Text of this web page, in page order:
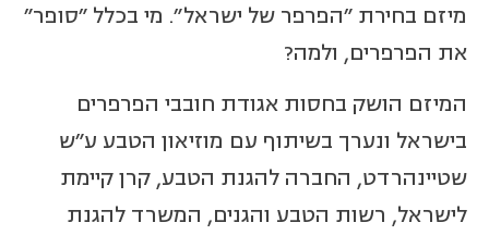
מיזם בחירת "הפרפר של ישראל". מי בכלל "סופר"
את הפרפרים, ולמה?
המיזם הושק בחסות אגודת חובבי הפרפרים
בישראל ונערך בשיתוף עם מוזיאון הטבע ע"ש
שטיינהרדט, החברה להגנת הטבע, קרן קיימת
לישראל, רשות הטבע והגנים, המשרד להגנת